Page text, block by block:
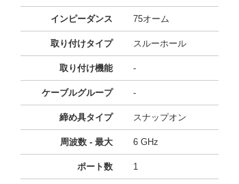
インピーダンス 75オーム
取り付けタイプ スルーホール
取り付け機能 -
ケーブルグループ -
締め具タイプ スナップオン
周波数 - 最大 6 GHz
ポート数 1